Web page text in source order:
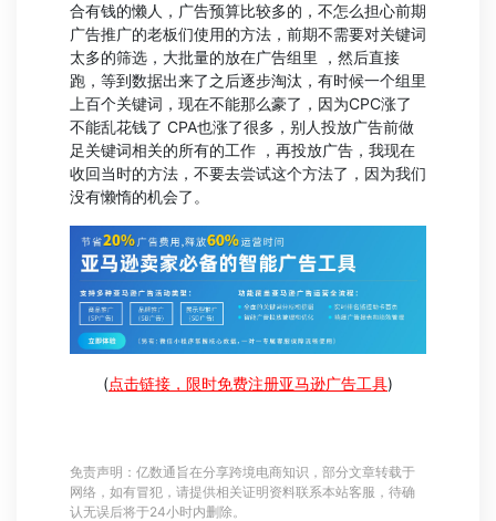
合有钱的懒人，广告预算比较多的，不怎么担心前期
广告推广的老板们使用的方法，前期不需要对关键词
太多的筛选，大批量的放在广告组里 ，然后直接
跑，等到数据出来了之后逐步淘汰，有时候一个组里
上百个关键词，现在不能那么豪了，因为CPC涨了
不能乱花钱了 CPA也涨了很多，别人投放广告前做
足关键词相关的所有的工作 ，再投放广告，我现在
收回当时的方法，不要去尝试这个方法了，因为我们
没有懒惰的机会了。
(点击链接，限时免费注册亚马逊广告工具)
免责声明：亿数通旨在分享跨境电商知识，部分文章转载于
网络，如有冒犯，请提供相关证明资料联系本站客服，待确
认无误后将于24小时内删除。